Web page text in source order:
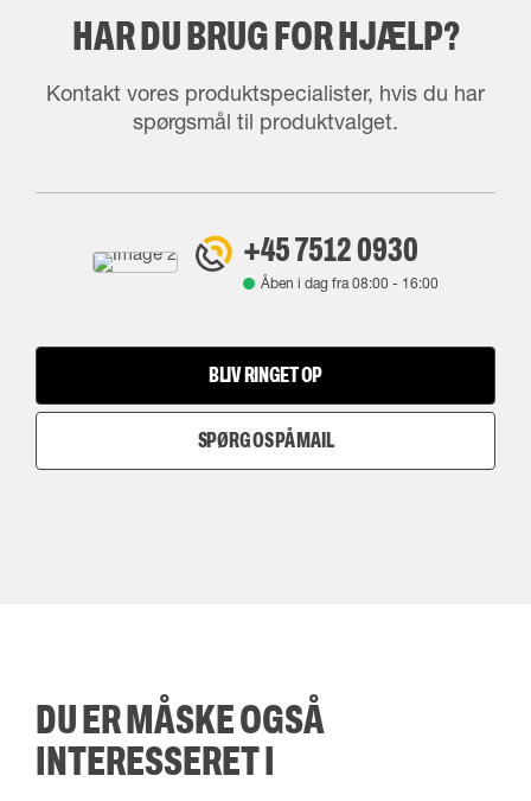
HAR DU BRUG FOR HJÆLP?
Kontakt vores produktspecialister, hvis du har
spørgsmål til produktvalget.
+45 7512 0930
Åben i dag fra08:00- 16:00
BLIV RINGET OP
SPØRG OS PÅ MAIL
DU ER MÅSKE OGSÅ
INTERESSERET I